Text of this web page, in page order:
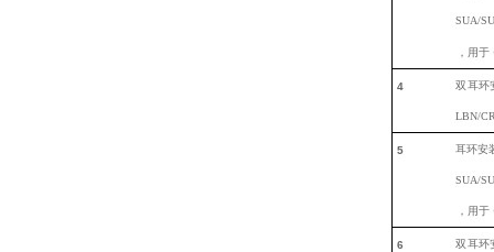
SUA/
用于
4 双耳环
LBN/
5 耳环安
SUA/
，用于
6 双耳环